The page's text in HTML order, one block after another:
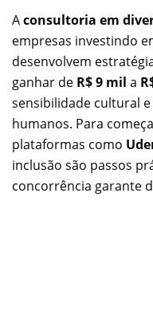
Aconsultoria em
empresas investindo
desenvolvem
ganhar de R$ 9 mil a
sensibilidade cultural
humanos. Para
plataformas como
inclusão são passos
concorrência garante